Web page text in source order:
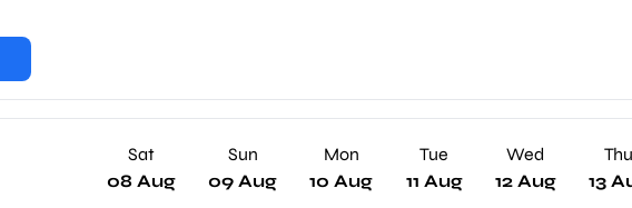
Sat
08 Aug
Sun
09 Aug
Mon
10 Aug
Tue
11 Aug
Wed
12 Aug
Thu
13